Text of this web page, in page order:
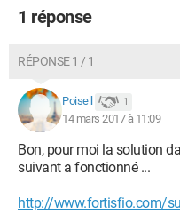
1 réponse
RÉPONSE 1 / 1
Poisell 1
14 mars 2017 à 11:09
Bon, pour moi la solution
suivant a fonctionné ...
http://www.fortisfio.com/